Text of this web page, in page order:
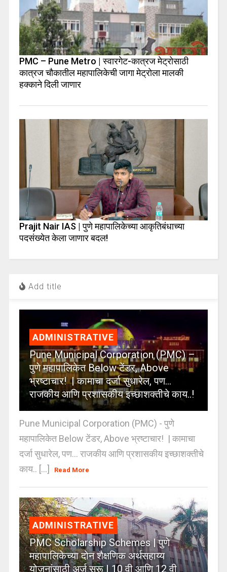
PMC – Pune Metro | स्वारगेट-कात्रज मेट्रोसाठी
कात्रज चौकातील महापालिकेची जागा मेट्रोला मालकी
हक्काने दिली जाणार
Prajit Nair IAS | पुणे महापालिकेच्या आकृतिबंधाच्या
पदसंख्येत केला जाणार बदल!
Add title
ADMINISTRATIVE
Pune Municipal Corporation (PMC) –
पुणे महापालिकेत Below टेंडर, Above
भ्रष्टाचार! | कामाचा दर्जा सुधारेल, पण…
राजकीय आणि प्रशासकीय इच्छाशक्तीचे काय..!
Pune Municipal Corporation (PMC) - पुणे
महापालिकेत Below टेंडर, Above भ्रष्टाचार! | कामाचा
दर्जा सुधारेल, पण… राजकीय आणि प्रशासकीय इच्छाशक्तीचे
काय.. [...]
Read More
ADMINISTRATIVE
PMC Scholarship Schemes | पुणे
महापालिकेच्या दोन शैक्षणिक अर्थसहाय्य
योजनांसाठी अर्ज सुरू | 10 वी आणि 12 वी